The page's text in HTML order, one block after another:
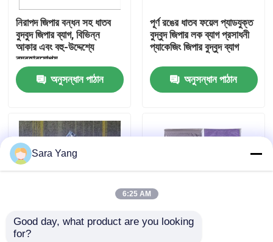
কারখানা ভ্রমণ
মান নিয়ন্ত্রণ
আমাদের সাথে যোগাযোগ করুন
খবর
বুদ্বুদ মেইলিং ব্যাগ
নিরাপদ জিপার বন্ধন সহ ধাতব
বুদবুদ জিপার ব্যাগ, বিভিন্ন
আকার এবং বহু-উদ্দেশ্যে
ব্যবহারযোগ্য
অনুসন্ধান পাঠান
পূর্ণ রঙের ধাতব ফয়েল প্যাডযুক্ত
বুদ্বুদ জিপার লক ব্যাগ প্রসাধনী
প্যাকেজিং জিপার বুদ্বুদ ব্যাগ
অনুসন্ধান পাঠান
পলি এয়ার জিপ লক প্লাস্টিক
Sara Yang
6:25 AM
Good day, what product are you looking
for?